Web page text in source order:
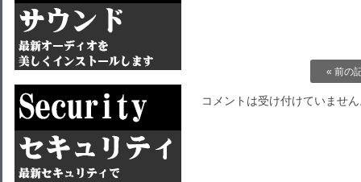
« 前の
コメントは受け付けていませ